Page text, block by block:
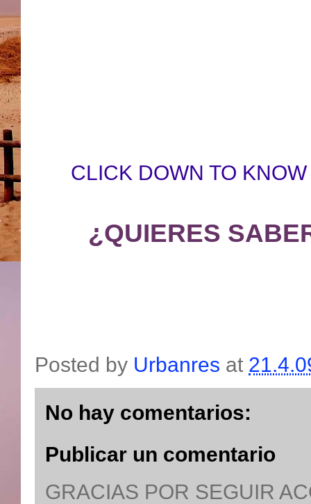
CLICK DOWN TO
¿QUIERES
Posted by Urbanres at
No hay comentarios:
Publicar un comentario
GRACIAS POR SEGUIR